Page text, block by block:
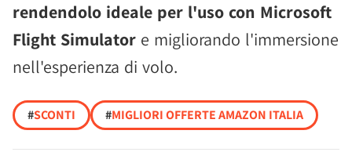
rendendolo ideale per l'uso con Microsoft
Flight Simulator e migliorando l'immersione
nell'esperienza di volo.
#SCONTI #MIGLIORI OFFERTE AMAZON ITALIA